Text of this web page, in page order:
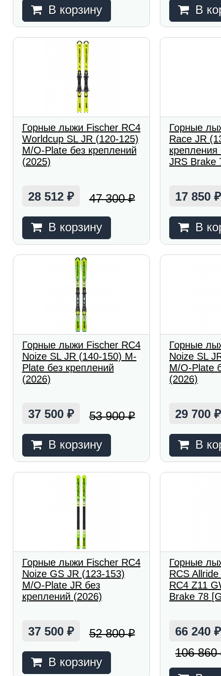
В корзину В
Горные лыжи Fischer RC4
Worldcup SL JR (120-125)
M/O-Plate без креплений
(2025)
28 512 ₽ 47 300₽
В корзину
Горные
Race JR
JRS Brake
17 850₽
В
Горные лыжи Fischer RC4
Noize SL JR (140-150) M-
Plate без креплений
(2026)
37 500 ₽ 53 900₽
В корзину
Горные
Noize SL
M/O-Plate
(2026)
29 700₽
В
Горные лыжи Fischer RC4
Noize GS JR (123-153)
M/O-Plate JR без
креплений (2026)
37 500 ₽ 52 800₽
В корзину
Горные
RCS
RC4 Z11
Brake 78
66 240₽
106 860